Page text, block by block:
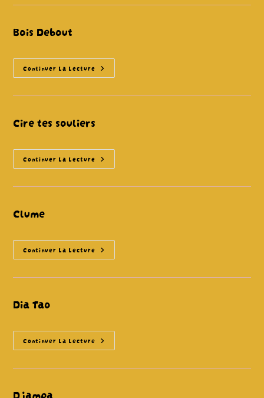
Bois Debout
Continuer La Lecture Bois
Debout
Cire tes souliers
Continuer La Lecture Cire
Tes
Clume
Continuer La Lecture Clume
Dia Tao
Continuer La Lecture Dia
Tao
Djampa